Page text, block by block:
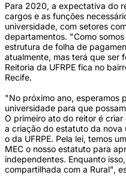
Para 2020, a expectativa do
cargos e as funções
universidade, com setores
departamentos. "Como
estrutura de folha de
atualmente, mas terá que ser
Reitoria da UFRPE fica no
Recife.
"No próximo ano, esperamos
universidade para que
O primeiro ato do reitor é criar
a criação do estatuto da nova
o da UFRPE. Pela lei, temos
MEC o nosso estatuto para
independentes. Enquanto
compartilhada com a Rural",